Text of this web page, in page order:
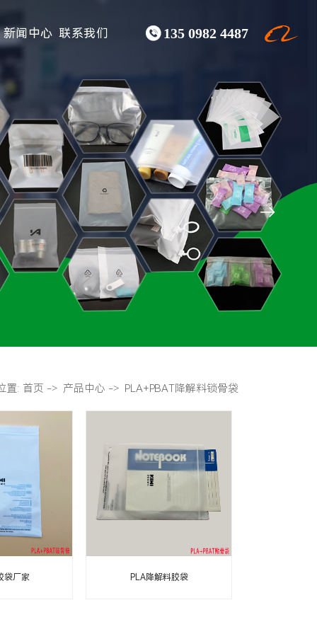
新闻中心 联系我们 135 0982 4487

置: 首页 -> 产品中心 -> PLA+PBAT降解料锁骨袋
袋厂家 PLA降解料胶袋